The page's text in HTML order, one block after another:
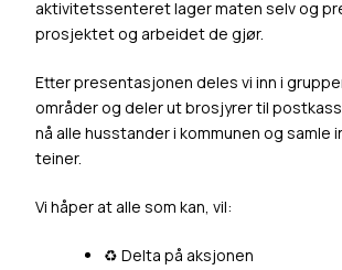
aktivitetssenteret lager maten selv og
prosjektet og arbeidet de gjør.
Etter presentasjonen deles vi inn i
områder og deler ut brosjyrer til
nå alle husstander i kommunen og samle
teiner.
Vi håper at alle som kan, vil:
♻️ Delta på aksjonen